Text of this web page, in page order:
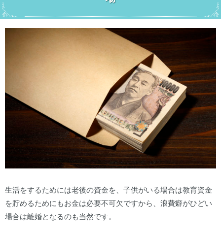
生活をするためには老後の資金を、子供がいる場合は教育資金
を貯めるためにもお金は必要不可欠ですから、浪費癖がひどい
場合は離婚となるのも当然です。